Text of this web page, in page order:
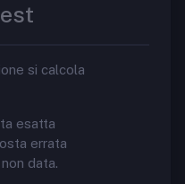
si calcola
esatta
errata
data.